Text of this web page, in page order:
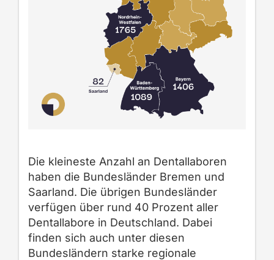
Die kleineste Anzahl an Dentallaboren
haben die Bundesländer Bremen und
Saarland. Die übrigen Bundesländer
verfügen über rund 40 Prozent aller
Dentallabore in Deutschland. Dabei
finden sich auch unter diesen
Bundesländern starke regionale